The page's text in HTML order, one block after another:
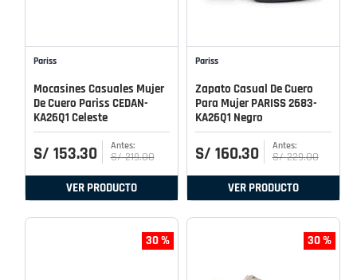
Pariss
Mocasines Casuales Mujer
De Cuero Pariss CEDAN-
KA26Q1 Celeste
S/ 153.30 S/ 219.00
VER PRODUCTO
Pariss
Zapato Casual De Cuero
Para Mujer PARISS 2683-
KA26Q1 Negro
S/ 160.30 S/ 229.00
VER PRODUCTO
30 % 30 %